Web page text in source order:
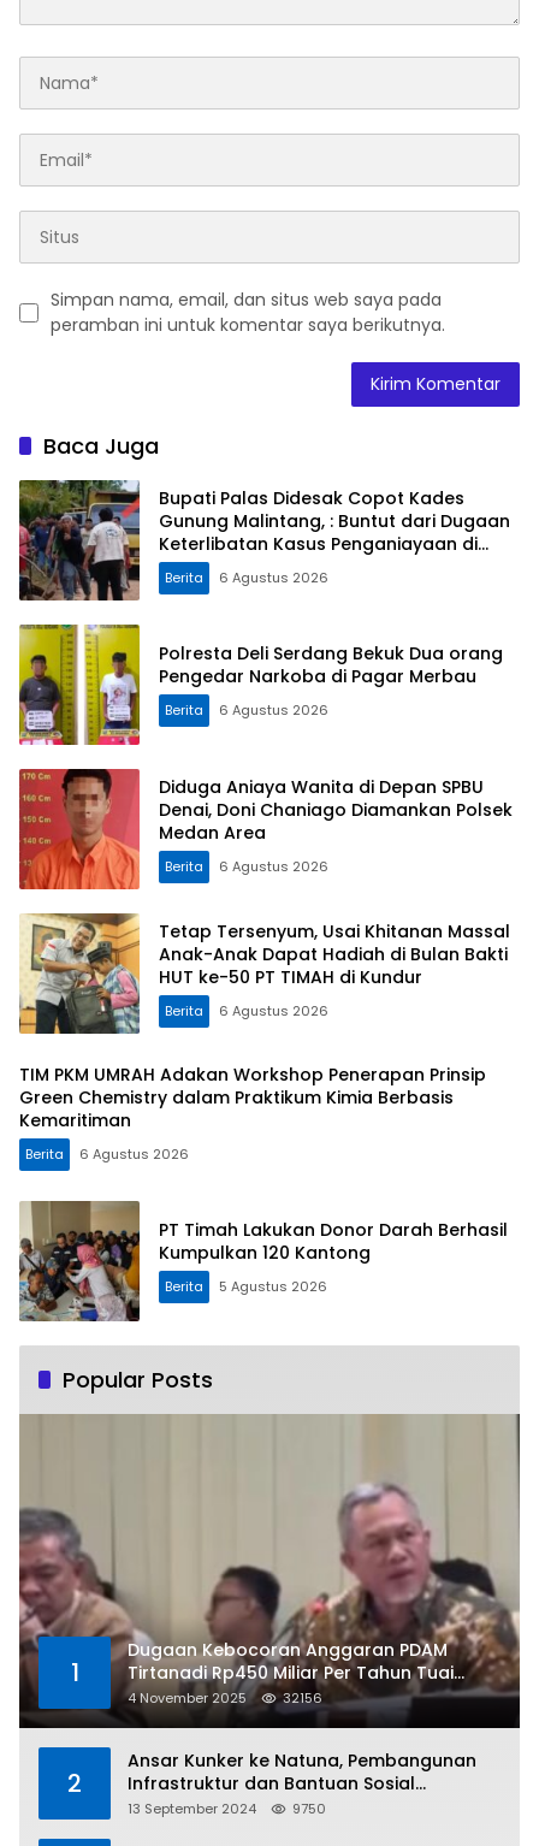
Simpan nama, email, dan situs web saya pada
peramban ini untuk komentar saya berikutnya.
Baca Juga
Bupati Palas Didesak Copot Kades
Gunung Malintang, : Buntut dari Dugaan
Keterlibatan Kasus Penganiayaan di
Dusun Balaka
Berita 6 Agustus 2026
Polresta Deli Serdang Bekuk Dua orang
Pengedar Narkoba di Pagar Merbau
Berita 6 Agustus 2026
Diduga Aniaya Wanita di Depan SPBU
Denai, Doni Chaniago Diamankan Polsek
Medan Area
Berita 6 Agustus 2026
Tetap Tersenyum, Usai Khitanan Massal
Anak-Anak Dapat Hadiah di Bulan Bakti
HUT ke-50 PT TIMAH di Kundur
Berita 6 Agustus 2026
TIM PKM UMRAH Adakan Workshop Penerapan Prinsip
Green Chemistry dalam Praktikum Kimia Berbasis
Kemaritiman
Berita 6 Agustus 2026
PT Timah Lakukan Donor Darah Berhasil
Kumpulkan 120 Kantong
Berita 5 Agustus 2026
Popular Posts
1
Dugaan Kebocoran Anggaran PDAM
Tirtanadi Rp450 Miliar Per Tahun Tuai
Kritikan
4 November 2025 32156
2
Ansar Kunker ke Natuna, Pembangunan
Infrastruktur dan Bantuan Sosial
Direalisasikan Hingga Pulau Tiga
13 September 2024 9750